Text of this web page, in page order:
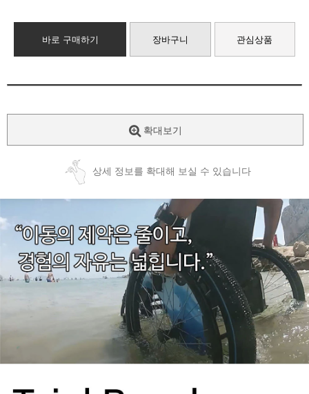
바로 구매하기 장바구니 관심상품
확대보기
상세 정보를 확대해 보실 수 있습니다